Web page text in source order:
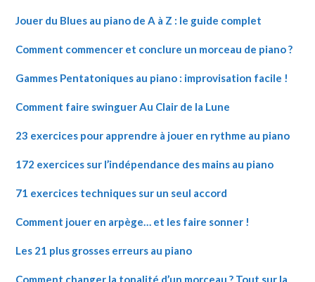
Jouer du Blues au piano de A à Z : le guide complet
Comment commencer et conclure un morceau de piano ?
Gammes Pentatoniques au piano : improvisation facile !
Comment faire swinguer Au Clair de la Lune
23 exercices pour apprendre à jouer en rythme au piano
172 exercices sur l’indépendance des mains au piano
71 exercices techniques sur un seul accord
Comment jouer en arpège… et les faire sonner !
Les 21 plus grosses erreurs au piano
Comment changer la tonalité d’un morceau ? Tout sur la